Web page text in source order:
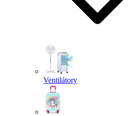
Ventilátory